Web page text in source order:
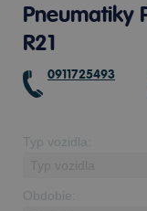
Pneumatiky
R21
0911725493
Typ vozidla:
Obdobie: